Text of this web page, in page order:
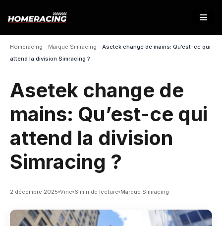
contenu
Homeracing - Marque Simracing - Asetek change de mains: Qu’est-ce qui
attend la division Simracing ?
Asetek change de
mains: Qu’est-ce qui
attend la division
Simracing ?
2 décembre 2025 Vinc 6 min de lecture Marque Simracing